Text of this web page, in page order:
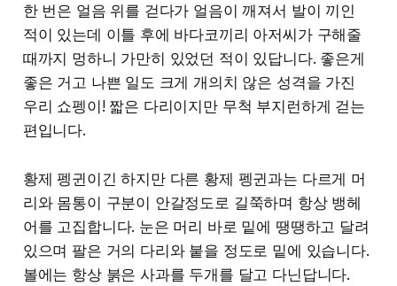
한 번은 얼음 위를 걷다가 얼음이 깨져서 발이 끼인
적이 있는데 이틀 후에 바다코끼리 아저씨가 구해줄
때까지 멍하니 가만히 있었던 적이 있답니다. 좋은게
좋은 거고 나쁜 일도 크게 개의치 않은 성격을 가진
우리 쇼펭이! 짧은 다리이지만 무척 부지런하게 걷는
편입니다.
황제 펭귄이긴 하지만 다른 황제 펭귄과는 다르게 머
리와 몸통이 구분이 안갈정도로 길쭉하며 항상 뱅헤
어를 고집합니다. 눈은 머리 바로 밑에 땡땡하고 달려
있으며 팔은 거의 다리와 붙을 정도로 밑에 있습니다.
볼에는 항상 붉은 사과를 두개를 달고 다닌답니다.